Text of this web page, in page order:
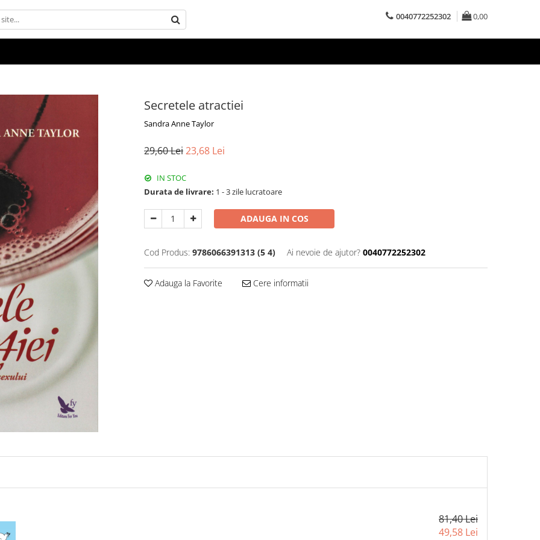
0040772252302 0,00
Secretele atractiei
Sandra Anne Taylor
29,60 Lei23,68 Lei
IN STOC
Durata de livrare: 1 - 3 zile lucratoare
ADAUGA IN COS
Cod Produs: 9786066391313 (5 4) Ai nevoie de ajutor? 0040772252302
Adauga la Favorite Cere informatii
81,40 Lei
49,58 Lei